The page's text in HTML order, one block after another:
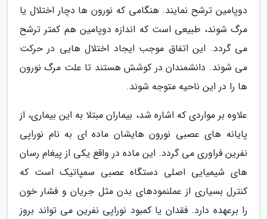
دوپامین ترشح نمایند. هنگامی که نورون ها دچار اختلال یا
مرگ شوند، طبیعی است که اندازه دوپامین هم کمتر ترشح
می گردد. این اتفاق موجب ایجاد اختلال هایی در حرکت
می شوند. دانشمندان در کوشش هستند تا علت مرگ نورون
ها را در این ناحیه متوجه شوند.
علاوه بر مواردی که اشاره شد، بیماران مبتلا به این بیماری، از
پایانه های عصبی نورون هایشان ماده ای به نام نوراپی
نفرین فراوری می گردد. این ماده در واقع یکی از پیغام رسان
های شیمیایی اصلی دستگاه عصبی سمپاتیک است که
کنترل بسیاری از عملنمودهای بدن مثل جریان و فشار خون
را برعهده دارد. فقدان یا کمبود نوراپی نفرین می تواند بروز